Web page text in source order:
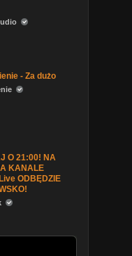
- Za dużo
O 21:00! NA
KANALE
ODBĘDZIE